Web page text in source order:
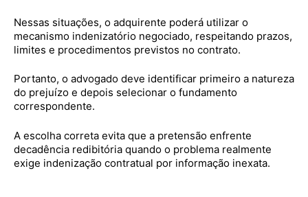
Nessas situações, o adquirente poderá utilizar o
mecanismo indenizatório negociado, respeitando prazos,
limites e procedimentos previstos no contrato.
Portanto, o advogado deve identificar primeiro a natureza
do prejuízo e depois selecionar o fundamento
correspondente.
A escolha correta evita que a pretensão enfrente
decadência redibitória quando o problema realmente
exige indenização contratual por informação inexata.